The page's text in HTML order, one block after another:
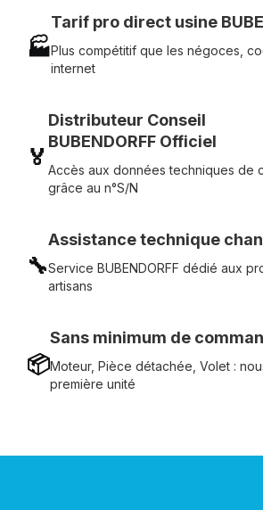
🏭
Tarif pro direct usine
Plus compétitif que les négoces,
internet
🏅
Distributeur Conseil
BUBENDORFF Officiel
Accès aux données techniques de
grâce au n°S/N
🔧
Assistance technique
Service BUBENDORFF dédié aux
artisans
📦
Sans minimum de
Moteur, Pièce détachée, Volet :
première unité